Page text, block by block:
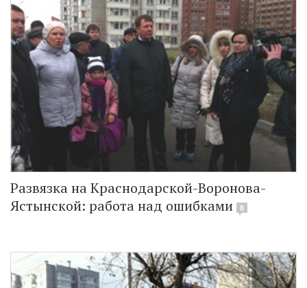
Развязка на Краснодарской-Воронова-
Ястынской: работа над ошибками
8